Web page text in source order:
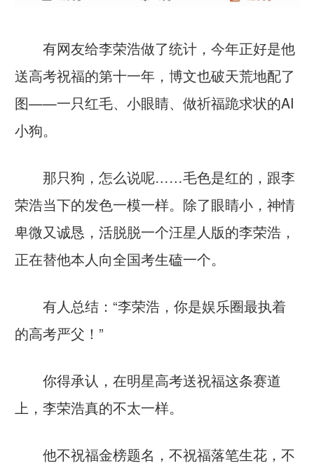
有网友给李荣浩做了统计，今年正好是他
送高考祝福的第十一年，博文也破天荒地配了
图——一只红毛、小眼睛、做祈福跪求状的AI
小狗。
那只狗，怎么说呢……毛色是红的，跟李
荣浩当下的发色一模一样。除了眼睛小，神情
卑微又诚恳，活脱脱一个汪星人版的李荣浩，
正在替他本人向全国考生磕一个。
有人总结：“李荣浩，你是娱乐圈最执着
的高考严父！”
你得承认，在明星高考送祝福这条赛道
上，李荣浩真的不太一样。
他不祝福金榜题名，不祝福落笔生花，不